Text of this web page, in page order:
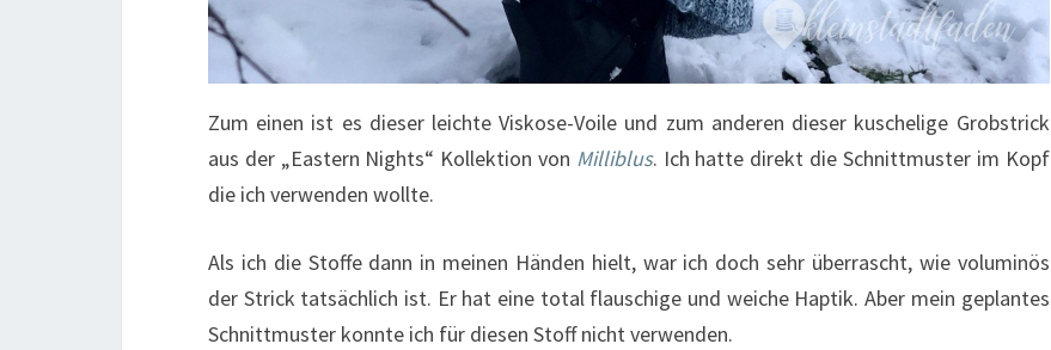
Zum einen ist es dieser leichte Viskose-Voile und zum anderen dieser kuschelige Grobstrick
aus der „Eastern Nights“ Kollektion von Milliblus. Ich hatte direkt die Schnittmuster im Kopf
die ich verwenden wollte.
Als ich die Stoffe dann in meinen Händen hielt, war ich doch sehr überrascht, wie voluminös
der Strick tatsächlich ist. Er hat eine total flauschige und weiche Haptik. Aber mein geplantes
Schnittmuster konnte ich für diesen Stoff nicht verwenden.